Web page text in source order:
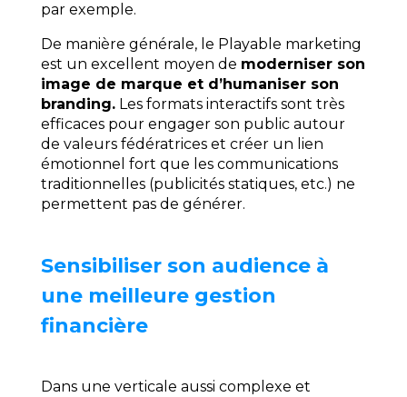
par exemple.
De manière générale, le Playable marketing
est un excellent moyen de moderniser son
image de marque et d’humaniser son
branding.Les formats interactifs sont très
efficaces pour engager son public autour
de valeurs fédératrices et créer un lien
émotionnel fort que les communications
traditionnelles (publicités statiques, etc.) ne
permettent pas de générer.
Sensibiliser son audience à
une meilleure gestion
financière
Dans une verticale aussi complexe et